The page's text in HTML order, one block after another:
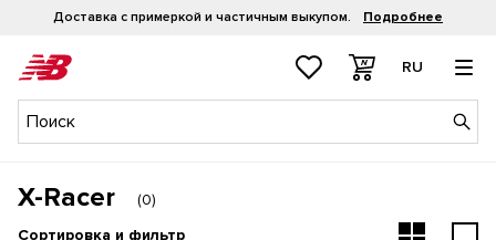
Доставка с примеркой и частичным выкупом. Подробнее
RU
X-Racer (0)
Сортировка и фильтр